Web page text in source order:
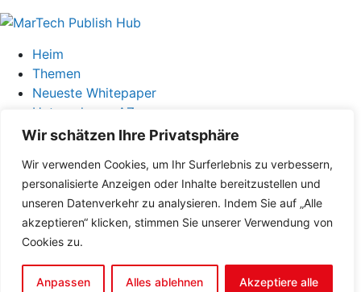
Wir schätzen Ihre Privatsphäre
Wir verwenden Cookies, um Ihr Surferlebnis zu verbessern,
personalisierte Anzeigen oder Inhalte bereitzustellen und
unseren Datenverkehr zu analysieren. Indem Sie auf „Alle
akzeptieren“ klicken, stimmen Sie unserer Verwendung von
Cookies zu.
Anpassen Alles ablehnen Akzeptiere alle
Heim
Themen
Neueste Whitepaper
Unternehmen AZ
Kontaktiere uns
info@techpublishhub.com